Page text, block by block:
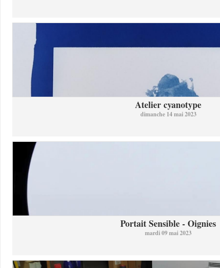
Atelier cyanotype
dimanche 14 mai 2023
Portait Sensible - Oignies
mardi 09 mai 2023